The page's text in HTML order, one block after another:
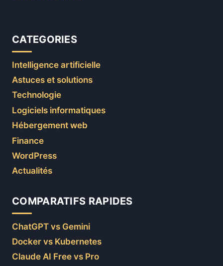
CATEGORIES
Intelligence artificielle
Astuces et solutions
Technologie
Logiciels informatiques
Hébergement web
Finance
WordPress
Actualités
COMPARATIFS RAPIDES
ChatGPT vs Gemini
Docker vs Kubernetes
Claude AI Free vs Pro